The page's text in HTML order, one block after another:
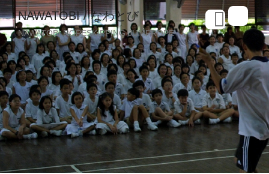
NAWATOBI / なわとび
NAWATOBI ROPESKIPPING JUMPROPE